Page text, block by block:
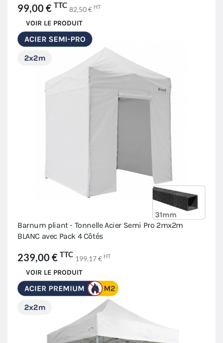
99,00 € TTC 82,50 € HT
VOIR LE PRODUIT
Barnum pliant - Tonnelle Acier Semi Pro 2mx2m
BLANC avec Pack 4 Côtés
239,00 € TTC 199,17 € HT
VOIR LE PRODUIT